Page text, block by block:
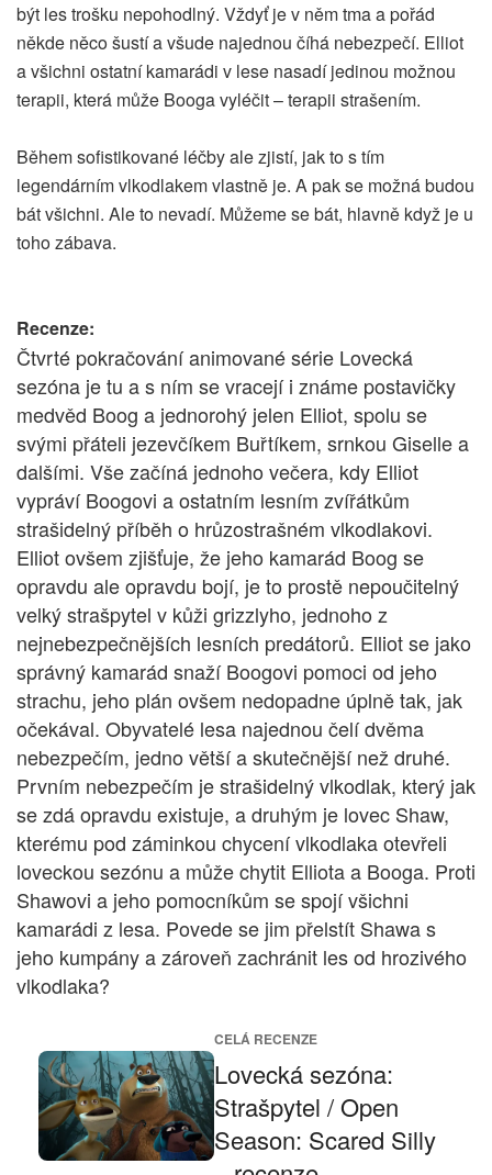
být les trošku nepohodlný. Vždyť je v něm tma a pořád
někde něco šustí a všude najednou číhá nebezpečí. Elliot
a všichni ostatní kamarádi v lese nasadí jedinou možnou
terapii, která může Booga vyléčit – terapii strašením.
Během sofistikované léčby ale zjistí, jak to s tím
legendárním vlkodlakem vlastně je. A pak se možná budou
bát všichni. Ale to nevadí. Můžeme se bát, hlavně když je u
toho zábava.
Recenze:
Čtvrté pokračování animované série Lovecká
sezóna je tu a s ním se vracejí i známe postavičky
medvěd Boog a jednorohý jelen Elliot, spolu se
svými přáteli jezevčíkem Buřtíkem, srnkou Giselle a
dalšími. Vše začíná jednoho večera, kdy Elliot
vypráví Boogovi a ostatním lesním zvířátkům
strašidelný příběh o hrůzostrašném vlkodlakovi.
Elliot ovšem zjišťuje, že jeho kamarád Boog se
opravdu ale opravdu bojí, je to prostě nepoučitelný
velký strašpytel v kůži grizzlyho, jednoho z
nejnebezpečnějších lesních predátorů. Elliot se jako
správný kamarád snaží Boogovi pomoci od jeho
strachu, jeho plán ovšem nedopadne úplně tak, jak
očekával. Obyvatelé lesa najednou čelí dvěma
nebezpečím, jedno větší a skutečnější než druhé.
Prvním nebezpečím je strašidelný vlkodlak, který jak
se zdá opravdu existuje, a druhým je lovec Shaw,
kterému pod záminkou chycení vlkodlaka otevřeli
loveckou sezónu a může chytit Elliota a Booga. Proti
Shawovi a jeho pomocníkům se spojí všichni
kamarádi z lesa. Povede se jim přelstít Shawa s
jeho kumpány a zároveň zachránit les od hrozivého
vlkodlaka?
CELÁ RECENZE
Lovecká sezóna:
Strašpytel / Open
Season: Scared Silly